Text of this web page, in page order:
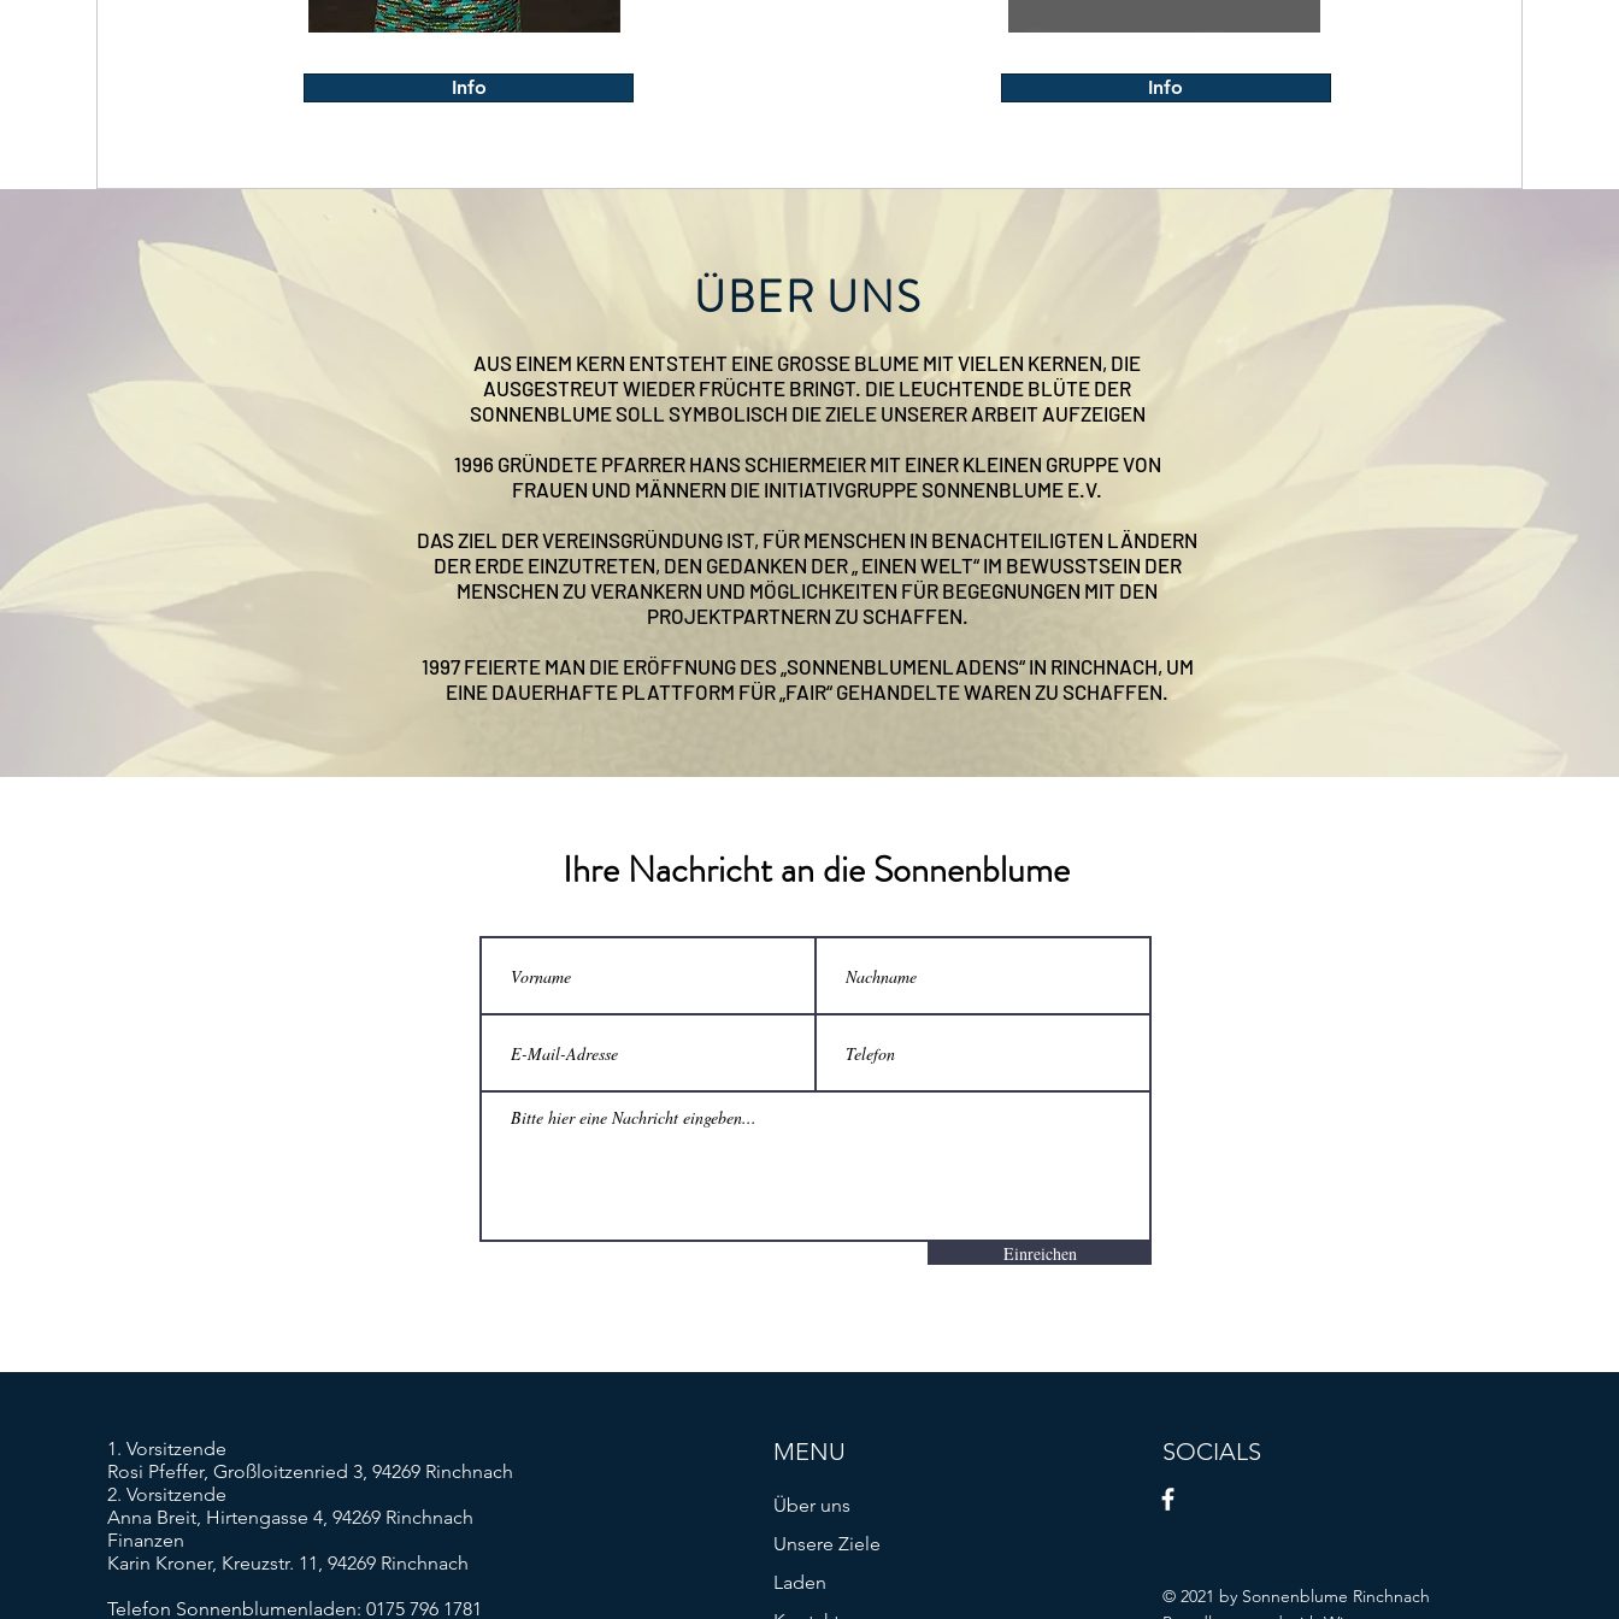
Info Info
ÜBER UNS
AUS EINEM KERN ENTSTEHT EINE GROSSE BLUME MIT VIELEN KERNEN, DIE
AUSGESTREUT WIEDER FRÜCHTE BRINGT. DIE LEUCHTENDE BLÜTE DER
SONNENBLUME SOLL SYMBOLISCH DIE ZIELE UNSERER ARBEIT AUFZEIGEN
1996 GRÜNDETE PFARRER HANS SCHIERMEIER MIT EINER KLEINEN GRUPPE VON
FRAUEN UND MÄNNERN DIE INITIATIVGRUPPE SONNENBLUME E.V.
DAS ZIEL DER VEREINSGRÜNDUNG IST, FÜR MENSCHEN IN BENACHTEILIGTEN LÄNDERN
DER ERDE EINZUTRETEN, DEN GEDANKEN DER „ EINEN WELT“ IM BEWUSSTSEIN DER
MENSCHEN ZU VERANKERN UND MÖGLICHKEITEN FÜR BEGEGNUNGEN MIT DEN
PROJEKTPARTNERN ZU SCHAFFEN.
1997 FEIERTE MAN DIE ERÖFFNUNG DES „SONNENBLUMENLADENS“ IN RINCHNACH, UM
EINE DAUERHAFTE PLATTFORM FÜR „FAIR“ GEHANDELTE WAREN ZU SCHAFFEN.
Ihre Nachricht an die Sonnenblume
Einreichen
1. Vorsitzende
Rosi Pfeffer, Großloitzenried 3, 94269 Rinchnach
2. Vorsitzende
Anna Breit, Hirtengasse 4, 94269 Rinchnach
Finanzen
Karin Kroner, Kreuzstr. 11, 94269 Rinchnach
Telefon Sonnenblumenladen: 0175 796 1781
MENU
Über uns
Unsere Ziele
Laden
SOCIALS
© 2021 by Sonnenblume Rinchnach